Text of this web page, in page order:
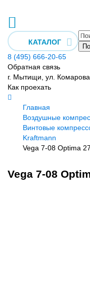
КАТАЛОГ
8 (495) 666-20-65
Обратная связь
г. Мытищи, ул.
Как проехать
Главная
Воздушные
Винтовые
Kraftmann
Vega 7-08 Optima
Vega 7-08